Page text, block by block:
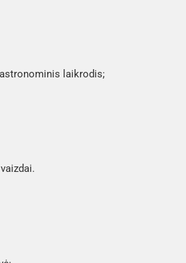
laikrodis;